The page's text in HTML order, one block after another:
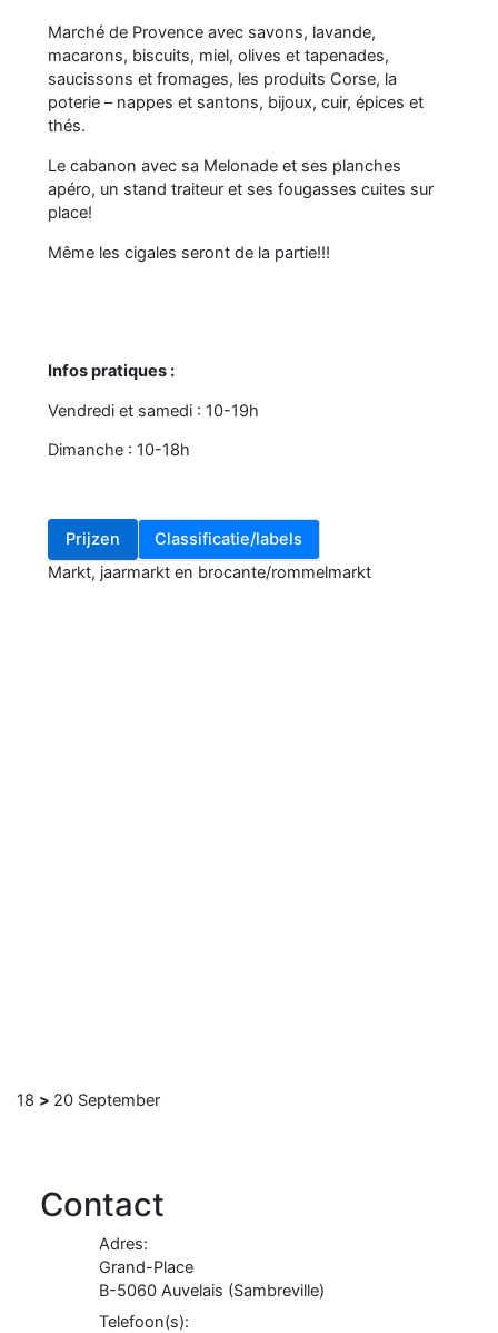
18 > 20 September
Contact
Adres:
Grand-Place
B-5060 Auvelais (Sambreville)
Telefoon(s):
Marché de Provence avec savons, lavande,
macarons, biscuits, miel, olives et tapenades,
saucissons et fromages, les produits Corse, la
poterie – nappes et santons, bijoux, cuir, épices et
thés.
Le cabanon avec sa Melonade et ses planches
apéro, un stand traiteur et ses fougasses cuites sur
place!
Même les cigales seront de la partie!!!
Infos pratiques :
Vendredi et samedi : 10-19h
Dimanche : 10-18h
Prijzen
Classificatie/labels
Markt, jaarmarkt en brocante/rommelmarkt